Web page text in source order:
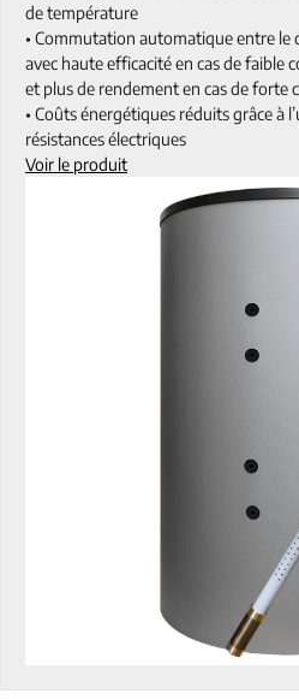
de température
• Commutation automatique entre le
avec haute efficacité en cas de faible
et plus de rendement en cas de forte
• Coûts énergétiques réduits grâce à
résistances électriques
Voir le produit